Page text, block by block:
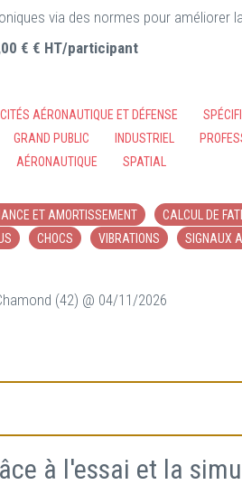
via des normes pour améliorer
€ € HT/participant
AÉRONAUTIQUE ET DÉFENSE
GRAND PUBLIC INDUSTRIEL
AÉRONAUTIQUE SPATIAL
ET AMORTISSEMENT CALCUL DE
CHOCS VIBRATIONS SIGNAUX
(42) @ 04/11/2026
à l'essai et la